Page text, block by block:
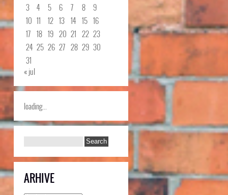
3
4 5 6 7 8
9
10 11 12 13 14 15 16
17 18 19 20 21 22 23
24 25 26 27 28 29 30
31
« jul
loading...
ARHIVE